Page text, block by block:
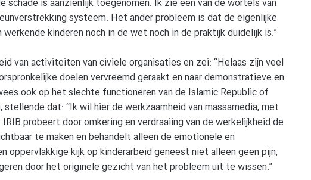
schade is aanzienlijk toegenomen. Ik zie een van de wortels van
systeem. Het ander probleem is dat de eigenlijke
kinderen noch in de wet noch in de praktijk duidelijk is.”
van activiteiten van civiele organisaties en zei: “Helaas zijn veel
doelen vervreemd geraakt en naar demonstratieve en
ook op het slechte functioneren van de Islamic Republic of
dat: “Ik wil hier de werkzaamheid van massamedia, met
probeert door omkering en verdraaiing van de werkelijkheid de
te maken en behandelt alleen de emotionele en
oppervlakkige kijk op kinderarbeid geneest niet alleen geen pijn,
door het originele gezicht van het probleem uit te wissen.”